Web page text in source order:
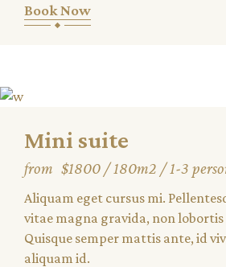
Book Now
Mini suite
from $1800 180m2 1-3
Aliquam eget cursus mi.
vitae magna gravida, non
Quisque semper mattis ante, id
aliquam id.